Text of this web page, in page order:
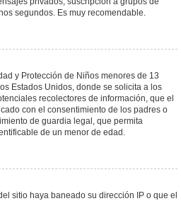
segundos. Es muy recomendable.
y Protección de Niños menores de 13
Estados Unidos, donde se solicita a los
recolectores de información, que el
con el consentimiento de los padres o
de guardia legal, que permita
de un menor de edad.
sitio haya baneado su dirección IP o que el